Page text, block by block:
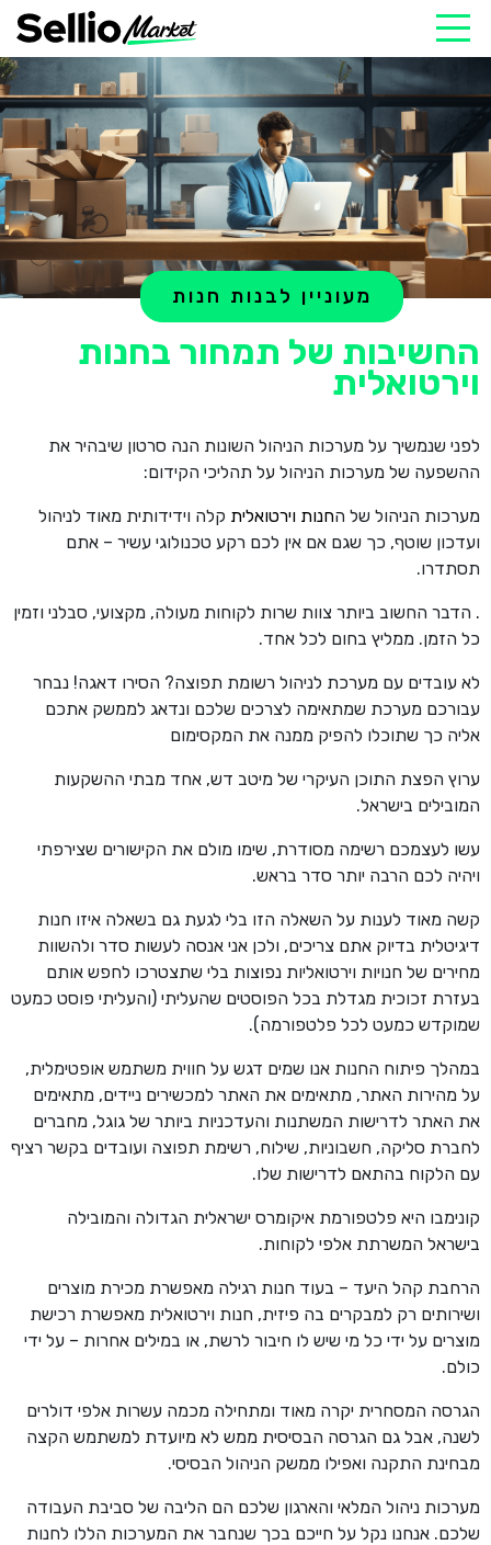
החשיבות של תמחור בחנות
וירטואלית
מעוניין לבנות חנות
לפני שנמשיך על מערכות הניהול השונות הנה סרטון שיבהיר את
ההשפעה של מערכות הניהול על תהליכי הקידום:
מערכות הניהול של החנות וירטואלית קלה וידידותית מאוד לניהול
ועדכון שוטף, כך שגם אם אין לכם רקע טכנולוגי עשיר – אתם
תסתדרו.
. הדבר החשוב ביותר צוות שרות לקוחות מעולה, מקצועי, סבלני וזמין
כל הזמן. ממליץ בחום לכל אחד.
לא עובדים עם מערכת לניהול רשומת תפוצה? הסירו דאגה! נבחר
עבורכם מערכת שמתאימה לצרכים שלכם ונדאג לממשק אתכם
אליה כך שתוכלו להפיק ממנה את המקסימום
ערוץ הפצת התוכן העיקרי של מיטב דש, אחד מבתי ההשקעות
המובילים בישראל.
עשו לעצמכם רשימה מסודרת, שימו מולם את הקישורים שצירפתי
ויהיה לכם הרבה יותר סדר בראש.
קשה מאוד לענות על השאלה הזו בלי לגעת גם בשאלה איזו חנות
דיגיטלית בדיוק אתם צריכים, ולכן אני אנסה לעשות סדר ולהשוות
מחירים של חנויות וירטואליות נפוצות בלי שתצטרכו לחפש אותם
בעזרת זכוכית מגדלת בכל הפוסטים שהעליתי (והעליתי פוסט כמעט
שמוקדש כמעט לכל פלטפורמה).
במהלך פיתוח החנות אנו שמים דגש על חווית משתמש אופטימלית,
על מהירות האתר, מתאימים את האתר למכשירים ניידים, מתאימים
את האתר לדרישות המשתנות והעדכניות ביותר של גוגל, מחברים
לחברת סליקה, חשבוניות, שילוח, רשימת תפוצה ועובדים בקשר רציף
עם הלקוח בהתאם לדרישות שלו.
קונימבו היא פלטפורמת איקומרס ישראלית הגדולה והמובילה
בישראל המשרתת אלפי לקוחות.
הרחבת קהל היעד – בעוד חנות רגילה מאפשרת מכירת מוצרים
ושירותים רק למבקרים בה פיזית, חנות וירטואלית מאפשרת רכישת
מוצרים על ידי כל מי שיש לו חיבור לרשת, או במילים אחרות – על ידי
כולם.
הגרסה המסחרית יקרה מאוד ומתחילה מכמה עשרות אלפי דולרים
לשנה, אבל גם הגרסה הבסיסית ממש לא מיועדת למשתמש הקצה
מבחינת התקנה ואפילו ממשק הניהול הבסיסי.
מערכות ניהול המלאי והארגון שלכם הם הליבה של סביבת העבודה
שלכם. אנחנו נקל על חייכם בכך שנחבר את המערכות הללו לחנות